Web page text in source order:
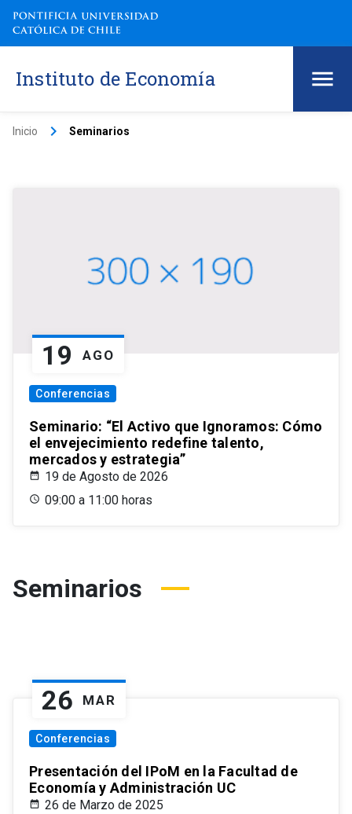
Instituto de Economía
Inicio keyboard_arrow_right Seminarios
19 AGO
Conferencias
Seminario: “El Activo que Ignoramos: Cómo
el envejecimiento redefine talento,
mercados y estrategia”
19 de Agosto de 2026
09:00 a 11:00 horas
Seminarios
26 MAR
Conferencias
Presentación del IPoM en la Facultad de
Economía y Administración UC
26 de Marzo de 2025